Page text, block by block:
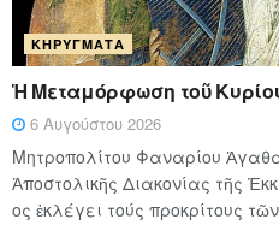
ΚΗΡΎΓΜΑΤΑ
Ἡ Μεταμόρφωση τοῦ
6 Αυγούστου 2026
Μητροπολίτου Φαναρίου
Ἀποστολικῆς Διακονίας τῆς
ος ἐκλέγει τούς προ­κρί­τους